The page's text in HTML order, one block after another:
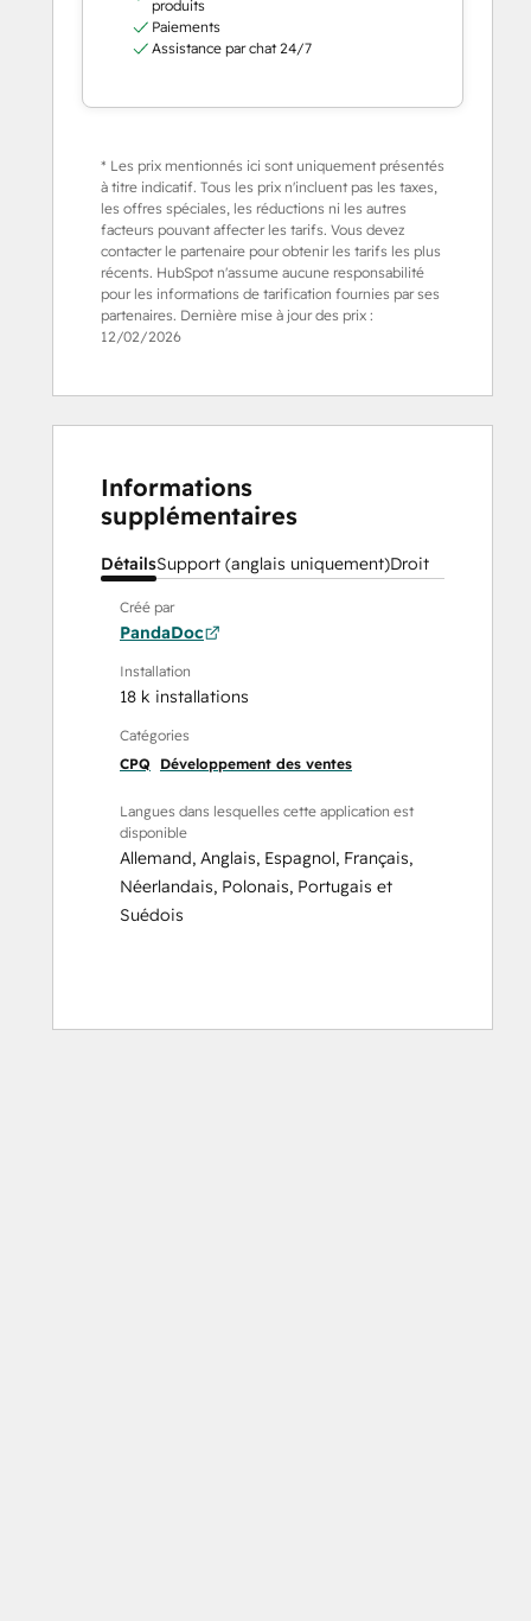
produits
Paiements
Assistance par chat 24/7
* Les prix mentionnés ici sont uniquement présentés
à titre indicatif. Tous les prix n'incluent pas les taxes,
les offres spéciales, les réductions ni les autres
facteurs pouvant affecter les tarifs. Vous devez
contacter le partenaire pour obtenir les tarifs les plus
récents. HubSpot n'assume aucune responsabilité
pour les informations de tarification fournies par ses
partenaires. Dernière mise à jour des prix :
12/02/2026
Informations
supplémentaires
DétailsSupport (anglais uniquement)Droit
Créé par
PandaDoc
Installation
18 k installations
Catégories
CPQ
Développement des ventes
Langues dans lesquelles cette application est
disponible
Allemand, Anglais, Espagnol, Français,
Néerlandais, Polonais, Portugais et
Suédois